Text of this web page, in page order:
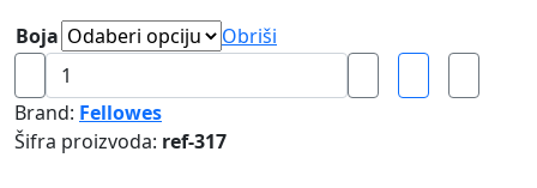
Boja
Obriši
Plastične
spirale
28
mm
Brand: Fellowes
Šifra proizvoda: ref-317